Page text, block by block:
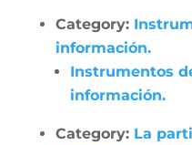
Category:
información.
Instrumentos
información.
Category: La